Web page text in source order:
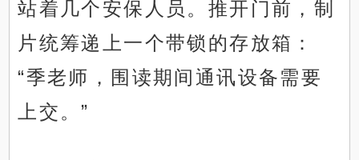
站着几个安保人员。推开门前，制
片统筹递上一个带锁的存放箱：
“季老师，围读期间通讯设备需要
上交。”